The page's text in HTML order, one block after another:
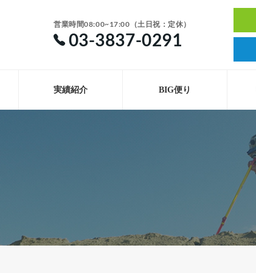
営業時間08:00~17:00（土日祝：定休）
03-3837-0291
実績紹介 BIG便り